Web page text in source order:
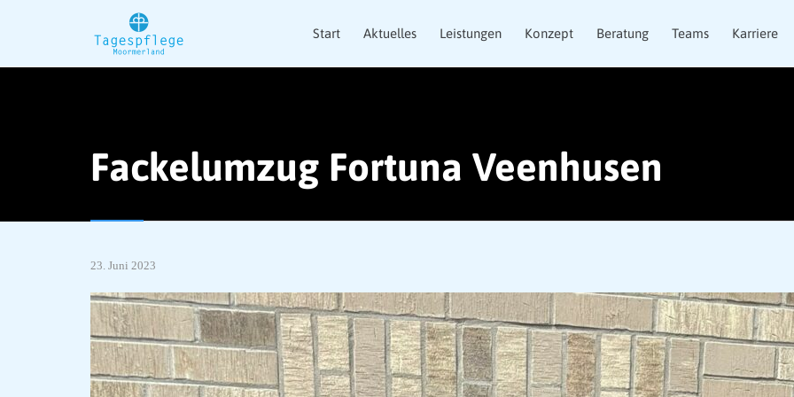
Start Aktuelles Leistungen Konzept Beratung Teams Karriere
Fackelumzug Fortuna Veenhusen
23. Juni 2023